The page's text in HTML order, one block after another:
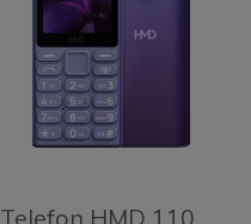
Telefon HMD 110